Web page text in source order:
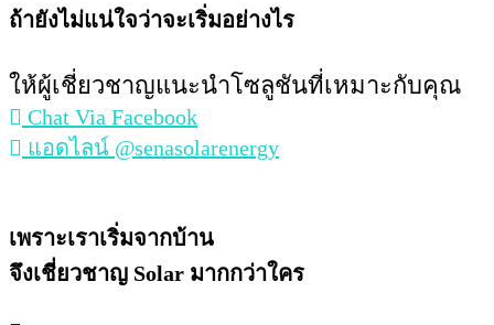
ถ้ายังไม่แน่ใจว่าจะเริ่มอย่างไร
ให้ผู้เชี่ยวชาญแนะนำโซลูชันที่เหมาะกับคุณ
Chat Via Facebook
แอดไลน์ @senasolarenergy
เพราะเราเริ่มจากบ้าน
จึงเชี่ยวชาญ Solar มากกว่าใคร